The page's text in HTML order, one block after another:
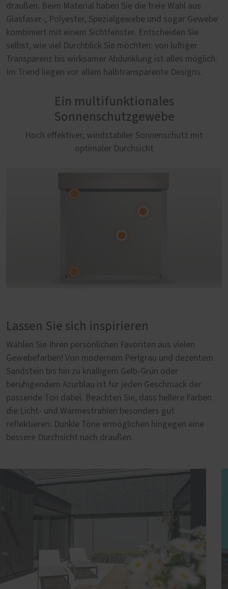
draußen. Beim Material haben Sie die freie Wahl aus
Glasfaser-, Polyester, Spezialgewebe und sogar Gewebe
kombiniert mit einem Sichtfenster. Entscheiden Sie
selbst, wie viel Durchblick Sie möchten: von luftiger
Transparenz bis wirksamer Abdunklung ist alles möglich.
Im Trend liegen vor allem halbtransparente Designs.
Ein multifunktionales
Sonnenschutzgewebe
Hoch effektiver, windstabiler Sonnenschutz mit
optimaler Durchsicht
Lassen Sie sich inspirieren
Wählen Sie Ihren persönlichen Favoriten aus vielen
Gewebefarben! Von modernem Perlgrau und dezentem
Sandstein bis hin zu knalligem Gelb-Grün oder
beruhigendem Azurblau ist für jeden Geschmack der
passende Ton dabei. Beachten Sie, dass hellere Farben
die Licht- und Wärmestrahlen besonders gut
reflektieren. Dunkle Töne ermöglichen hingegen eine
bessere Durchsicht nach draußen.